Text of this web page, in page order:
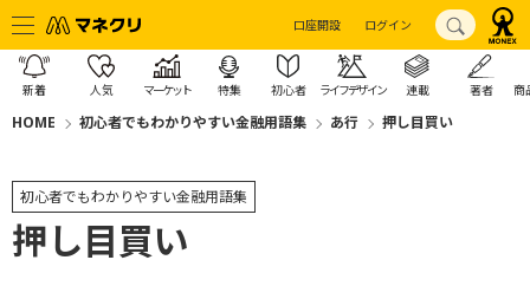
口座開設 ログイン
新着 人気 マーケット 特集 初心者 ライフデザイン 連載 著者 商
HOME 初心者でもわかりやすい金融用語集 あ行 押し目買い
初心者でもわかりやすい金融用語集
押し目買い